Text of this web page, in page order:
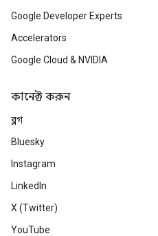
Google Developer Experts
Accelerators
Google Cloud & NVIDIA
কানেক্ট করুন
ব্লগ
Bluesky
Instagram
LinkedIn
X (Twitter)
YouTube